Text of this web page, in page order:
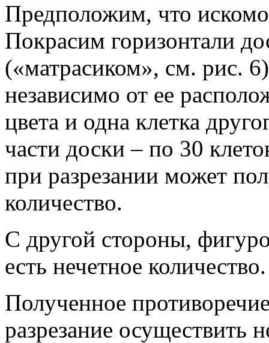
Предположим, что
Покрасим горизонтали
(«матрасиком», см. рис.
независимо от ее
цвета и одна клетка
части доски – по 30
при разрезании может
количество.
С другой стороны,
есть нечетное количество.
Полученное
разрезание осуществить